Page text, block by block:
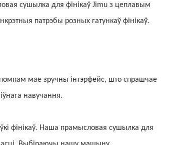
сушылка для фінікаў Jimu з цеплавым
патрэбы розных гатункаў фінікаў.
мае зручны інтэрфейс, што спрашчае
навучання.
фінікаў. Наша прамысловая сушылка для